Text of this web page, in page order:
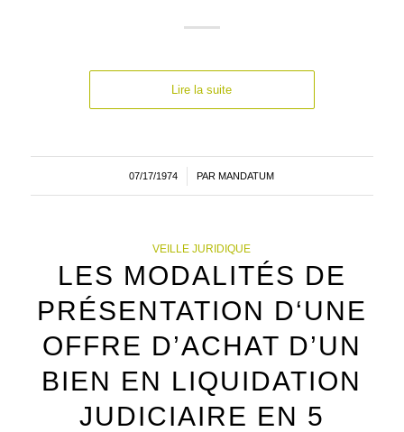
Lire la suite
07/17/1974
/ PARMANDATUM
VEILLE JURIDIQUE
LES MODALITÉS DE
PRÉSENTATION D‘UNE
OFFRE D’ACHAT D’UN
BIEN EN LIQUIDATION
JUDICIAIRE EN 5